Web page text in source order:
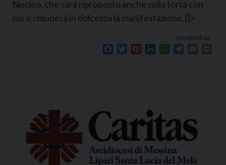
Nucleo, che sarà riproposto anche sulla torta con
cui si chiuderà in dolcezza la manifestazione.]]>
condividi su
Facebook
TwitterPinterestLinkedInWhatsApp